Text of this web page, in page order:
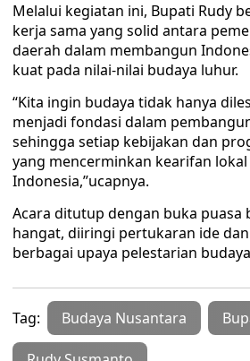
Melalui kegiatan ini, Bupati Rudy
kerja sama yang solid antara
daerah dalam membangun
kuat pada nilai-nilai budaya luhur.
“Kita ingin budaya tidak hanya
menjadi fondasi dalam
sehingga setiap kebijakan dan
yang mencerminkan kearifan
Indonesia,”ucapnya.
Acara ditutup dengan buka puasa
hangat, diiringi pertukaran ide
berbagai upaya pelestarian
Tag: Budaya Nusantara